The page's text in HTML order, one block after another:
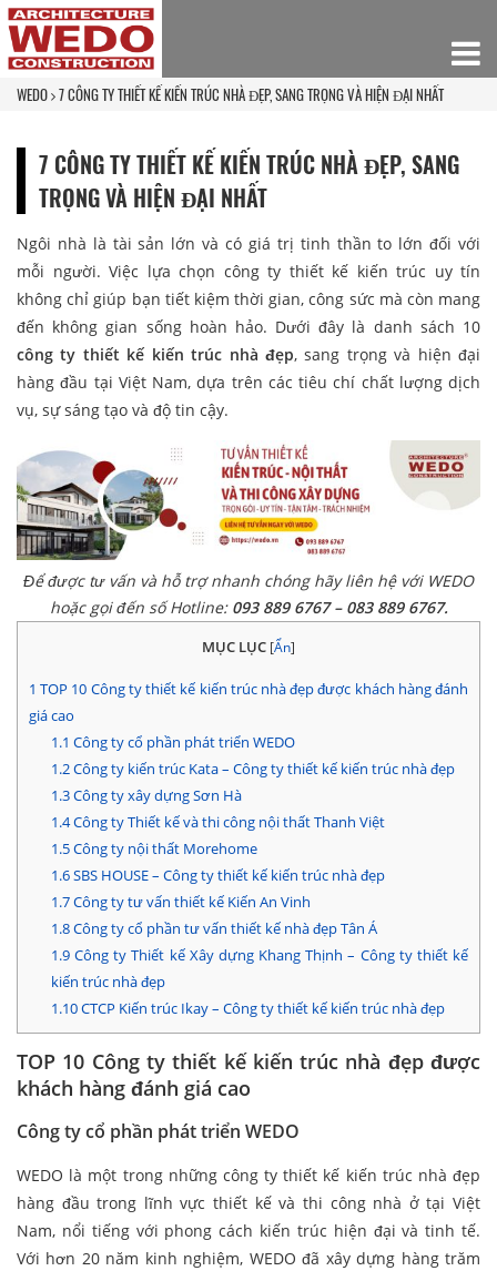
WEDO 7 CÔNG TY THIẾT KẾ KIẾN TRÚC NHÀ ĐẸP, SANG TRỌNG VÀ HIỆN ĐẠI NHẤT
7 CÔNG TY THIẾT KẾ KIẾN TRÚC NHÀ ĐẸP, SANG
TRỌNG VÀ HIỆN ĐẠI NHẤT
Ngôi nhà là tài sản lớn và có giá trị tinh thần to lớn đối với
mỗi người. Việc lựa chọn công ty thiết kế kiến trúc uy tín
không chỉ giúp bạn tiết kiệm thời gian, công sức mà còn mang
đến không gian sống hoàn hảo. Dưới đây là danh sách 10
công ty thiết kế kiến trúc nhà đẹp, sang trọng và hiện đại
hàng đầu tại Việt Nam, dựa trên các tiêu chí chất lượng dịch
vụ, sự sáng tạo và độ tin cậy.
Để được tư vấn và hỗ trợ nhanh chóng hãy liên hệ với WEDO
hoặc gọi đến số Hotline: 093 889 6767 – 083 889 6767.
MỤC LỤC [Ẩn]
1 TOP 10 Công ty thiết kế kiến trúc nhà đẹp được khách hàng đánh
giá cao
1.1 Công ty cổ phần phát triển WEDO
1.2Công ty kiến trúc Kata – Công ty thiết kế kiến trúc nhà đẹp
1.3Công ty xây dựng Sơn Hà
1.4Công ty Thiết kế và thi công nội thất Thanh Việt
1.5Công ty nội thất Morehome
1.6SBS HOUSE – Công ty thiết kế kiến trúc nhà đẹp
1.7Công ty tư vấn thiết kế Kiến An Vinh
1.8Công ty cổ phần tư vấn thiết kế nhà đẹp Tân Á
1.9Công ty Thiết kế Xây dựng Khang Thịnh – Công ty thiết kế
kiến trúc nhà đẹp
1.10CTCP Kiến trúc Ikay – Công ty thiết kế kiến trúc nhà đẹp
TOP 10 Công ty thiết kế kiến trúc nhà đẹp được
khách hàng đánh giá cao
Công ty cổ phần phát triển WEDO
WEDO là một trong những công ty thiết kế kiến trúc nhà đẹp
hàng đầu trong lĩnh vực thiết kế và thi công nhà ở tại Việt
Nam, nổi tiếng với phong cách kiến trúc hiện đại và tinh tế.
Với hơn 20 năm kinh nghiệm, WEDO đã xây dựng hàng trăm